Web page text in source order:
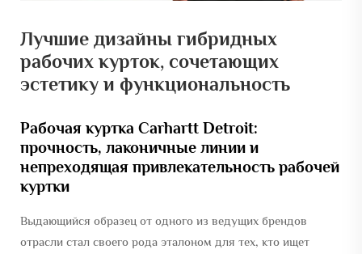
Лучшие дизайны гибридных
рабочих курток, сочетающих
эстетику и функциональность
Рабочая куртка Carhartt Detroit:
прочность, лаконичные линии и
непреходящая привлекательность рабочей
куртки
Выдающийся образец от одного из ведущих брендов
отрасли стал своего рода эталоном для тех, кто ищет